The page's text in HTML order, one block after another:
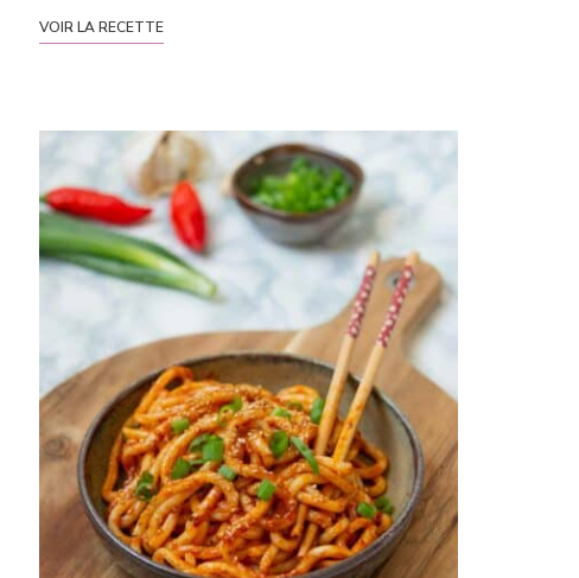
VOIR LA RECETTE